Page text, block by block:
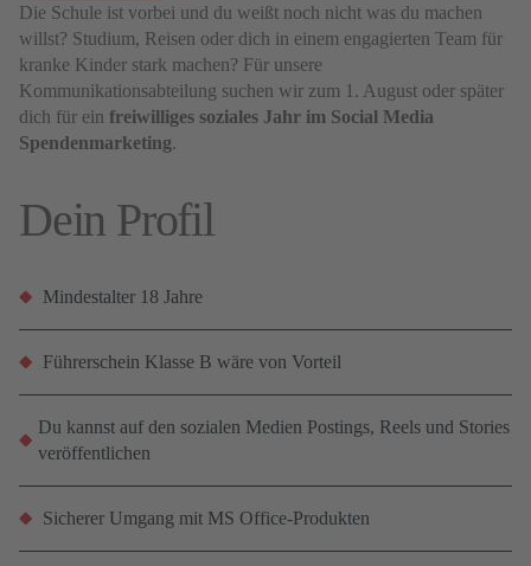
Die Schule ist vorbei und du weißt noch nicht was du machen
willst? Studium, Reisen oder dich in einem engagierten Team für
kranke Kinder stark machen? Für unsere
Kommunikationsabteilung suchen wir zum 1. August oder später
dich für ein freiwilliges soziales Jahr im Social Media
Spendenmarketing.
Dein Profil
Mindestalter 18 Jahre
Führerschein Klasse B wäre von Vorteil
Du kannst auf den sozialen Medien Postings, Reels und Stories
veröffentlichen
Sicherer Umgang mit MS Office-Produkten